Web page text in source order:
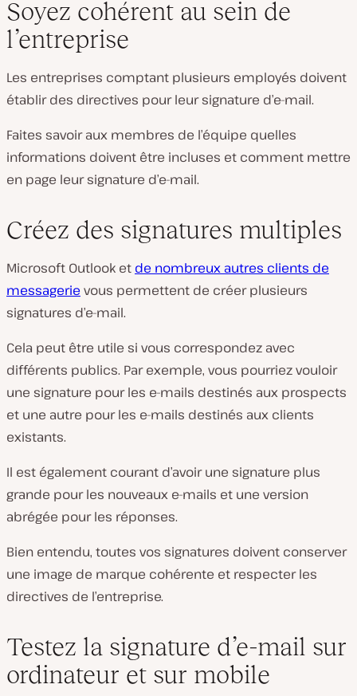
Soyez cohérent au sein de
l’entreprise
Les entreprises comptant plusieurs employés doivent
établir des directives pour leur signature d’e-mail.
Faites savoir aux membres de l’équipe quelles
informations doivent être incluses et comment mettre
en page leur signature d’e-mail.
Créez des signatures multiples
Microsoft Outlook et de nombreux autres clients de
messagerie vous permettent de créer plusieurs
signatures d’e-mail.
Cela peut être utile si vous correspondez avec
différents publics. Par exemple, vous pourriez vouloir
une signature pour les e-mails destinés aux prospects
et une autre pour les e-mails destinés aux clients
existants.
Il est également courant d’avoir une signature plus
grande pour les nouveaux e-mails et une version
abrégée pour les réponses.
Bien entendu, toutes vos signatures doivent conserver
une image de marque cohérente et respecter les
directives de l’entreprise.
Testez la signature d’e-mail sur
ordinateur et sur mobile